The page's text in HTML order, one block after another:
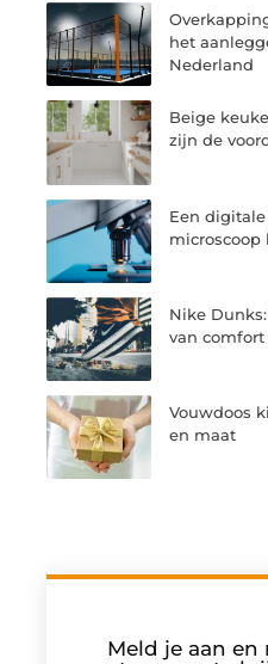
het
Nederland
Beige
zijn de
Een
microscoop
Nike
van
Vouwdoos
en maat
Meld je aan en